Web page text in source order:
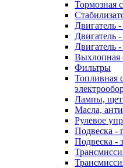
Тормозная
Двигатель
Двигатель
Двигатель
Выхлопная
Фильтры
Топливная
Лампы,
Масла,
Рулевое
Подвеска -
Подвеска -